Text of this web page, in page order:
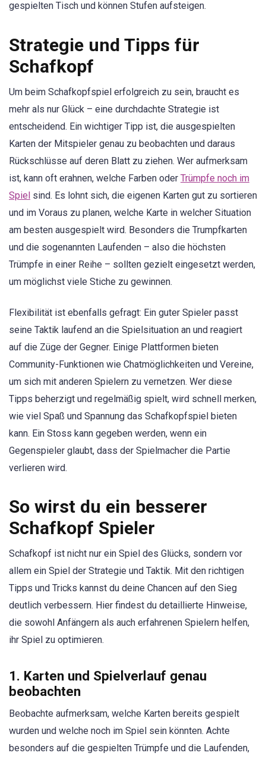
gespielten Tisch und können Stufen aufsteigen.
Strategie und Tipps für
Schafkopf
Um beim Schafkopfspiel erfolgreich zu sein, braucht es
mehr als nur Glück – eine durchdachte Strategie ist
entscheidend. Ein wichtiger Tipp ist, die ausgespielten
Karten der Mitspieler genau zu beobachten und daraus
Rückschlüsse auf deren Blatt zu ziehen. Wer aufmerksam
ist, kann oft erahnen, welche Farben oder Trümpfe noch im
Spiel sind. Es lohnt sich, die eigenen Karten gut zu sortieren
und im Voraus zu planen, welche Karte in welcher Situation
am besten ausgespielt wird. Besonders die Trumpfkarten
und die sogenannten Laufenden – also die höchsten
Trümpfe in einer Reihe – sollten gezielt eingesetzt werden,
um möglichst viele Stiche zu gewinnen.
Flexibilität ist ebenfalls gefragt: Ein guter Spieler passt
seine Taktik laufend an die Spielsituation an und reagiert
auf die Züge der Gegner. Einige Plattformen bieten
Community-Funktionen wie Chatmöglichkeiten und Vereine,
um sich mit anderen Spielern zu vernetzen. Wer diese
Tipps beherzigt und regelmäßig spielt, wird schnell merken,
wie viel Spaß und Spannung das Schafkopfspiel bieten
kann. Ein Stoss kann gegeben werden, wenn ein
Gegenspieler glaubt, dass der Spielmacher die Partie
verlieren wird.
So wirst du ein besserer
Schafkopf Spieler
Schafkopf ist nicht nur ein Spiel des Glücks, sondern vor
allem ein Spiel der Strategie und Taktik. Mit den richtigen
Tipps und Tricks kannst du deine Chancen auf den Sieg
deutlich verbessern. Hier findest du detaillierte Hinweise,
die sowohl Anfängern als auch erfahrenen Spielern helfen,
ihr Spiel zu optimieren.
1. Karten und Spielverlauf genau
beobachten
Beobachte aufmerksam, welche Karten bereits gespielt
wurden und welche noch im Spiel sein könnten. Achte
besonders auf die gespielten Trümpfe und die Laufenden,